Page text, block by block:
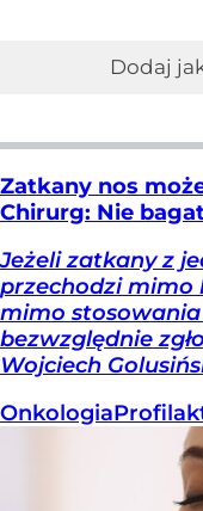
Dodaj
Zatkany nos
Chirurg: Nie
Jeżeli zatkany z
przechodzi mimo
mimo
bezwzględnie
Wojciech
Onkologia